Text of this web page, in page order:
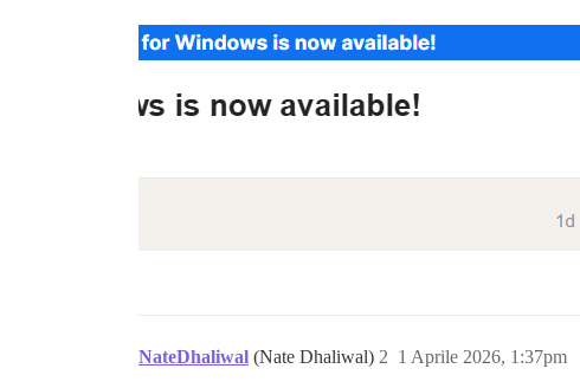
NateDhaliwal (Nate Dhaliwal) 1 Aprile 2026, 1:37pm
2